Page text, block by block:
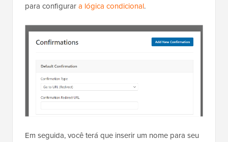
para configurara lógica condicional.
Em seguida, você terá que inserir um nome para seu